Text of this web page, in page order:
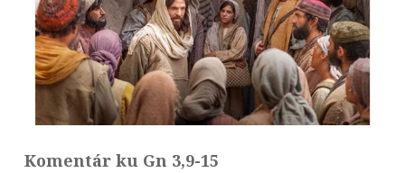
Komentár ku Gn 3,9-15